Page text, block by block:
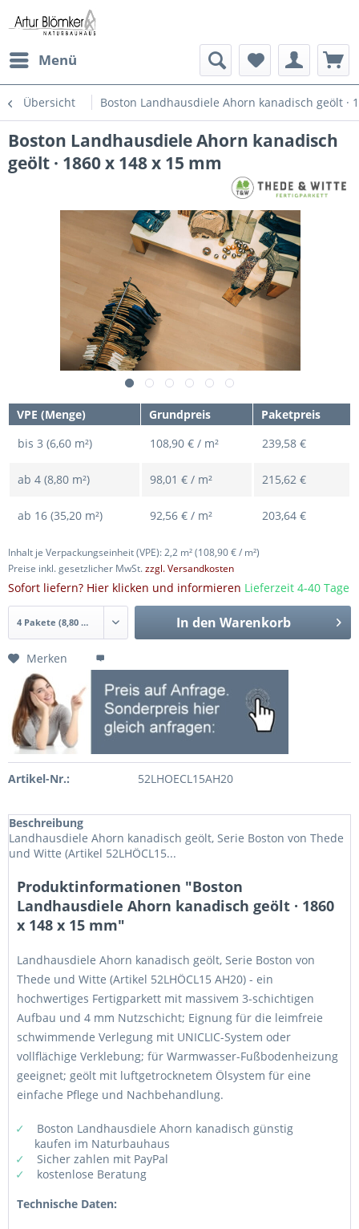
Menü
Übersicht Boston Landhausdiele Ahorn kanadisch geölt ·
Boston Landhausdiele Ahorn kanadisch
geölt · 1860 x 148 x 15 mm
VPE (Menge) Grundpreis
Paketpreis
bis 3 (6,60 m²) 108,90 € / m² 239,58 €
ab 4 (8,80 m²) 98,01 € / m² 215,62 €
ab 16 (35,20 m²) 92,56 € / m² 203,64 €
Inhalt je Verpackungseinheit (VPE): 2,2 m²(108,90 € / m²)
Preise inkl. gesetzlicher MwSt.zzgl. Versandkosten
Sofort liefern? Hier klicken und informieren Lieferzeit 4-40 Tage
In den Warenkorb
Merken
Artikel-Nr.: 52LHOECL15AH20
Beschreibung
Landhausdiele Ahorn kanadisch geölt, Serie Boston von Thede
und Witte (Artikel 52LHÖCL15...
Produktinformationen "Boston
Landhausdiele Ahorn kanadisch geölt · 1860
x 148 x 15 mm"
Landhausdiele Ahorn kanadisch geölt, Serie Boston von
Thede und Witte (Artikel 52LHÖCL15 AH20) - ein
hochwertiges Fertigparkett mit massivem 3-schichtigen
Aufbau und 4 mm Nutzschicht; Eignung für die leimfreie
schwimmende Verlegung mit UNICLIC-System oder
vollflächige Verklebung; für Warmwasser-Fußbodenheizung
geeignet; geölt mit luftgetrocknetem Ölsystem für eine
einfache Pflege und Nachbehandlung.
Boston Landhausdiele Ahorn kanadisch günstig
kaufen im Naturbauhaus
Sicher zahlen mit PayPal
kostenlose Beratung
Technische Daten: